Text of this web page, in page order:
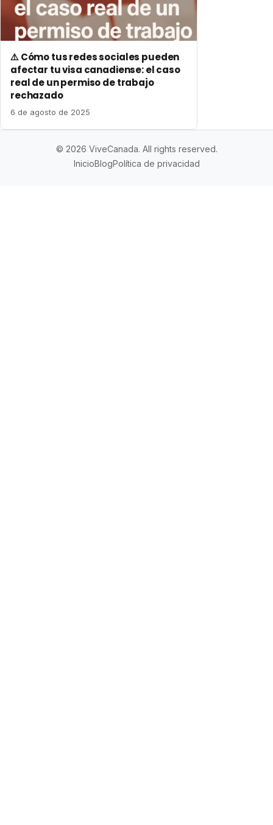
⚠️ Cómo tus redes sociales pueden
afectar tu visa canadiense: el caso
real de un permiso de trabajo
rechazado
6 de agosto de 2025
© 2026 ViveCanada. All rights reserved.
InicioBlogPolítica de privacidad